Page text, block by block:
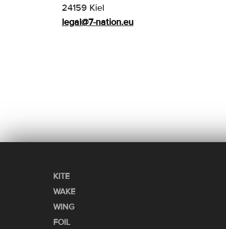
24159 Kiel
legal@7-nation.eu
KITE
WAKE
WING
FOIL